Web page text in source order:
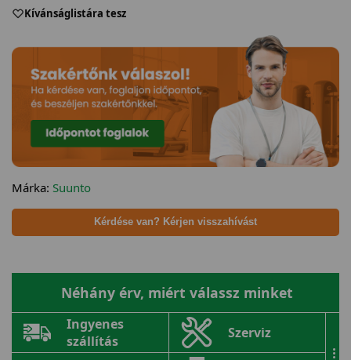
Kívánságlistára tesz
Márka: Suunto
Kérdése van? Kérjen visszahívást
Néhány érv, miért válassz minket
Ingyenes
szállítás
Szerviz
...